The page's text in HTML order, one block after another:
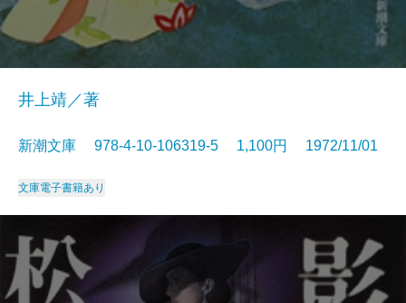
井上靖／著
新潮文庫 978-4-10-106319-5 1,100円 1972/11/01
文庫電子書籍あり